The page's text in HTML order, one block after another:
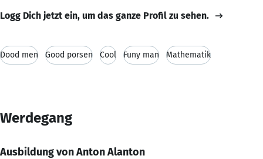
Logg Dich jetzt ein, um das ganze Profil zu sehen.
Dood men Good porsen Cool Funy man Mathematik
Werdegang
Ausbildung von Anton Alanton